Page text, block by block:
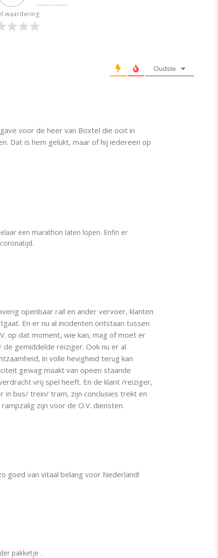
waardering
Oudste
voor de heer van Boxtel die ooit in
Dat is hem gelukt, maar of hij iedereen op
een marathon laten lopen. Enfin er
openbaar rail en ander vervoer, klanten
En er nu al incidenten ontstaan tussen
op dat moment, wie kan, mag of moet er
gemiddelde reiziger. Ook nu er al
in volle hevigheid terug kan
gewag maakt van opeen staande
vrij spel heeft. En de klant /reiziger,
in bus/ trein/ tram, zijn conclusies trekt en
zijn voor de O.V. diensten.
goed van vitaal belang voor Nederland!
pakketje .